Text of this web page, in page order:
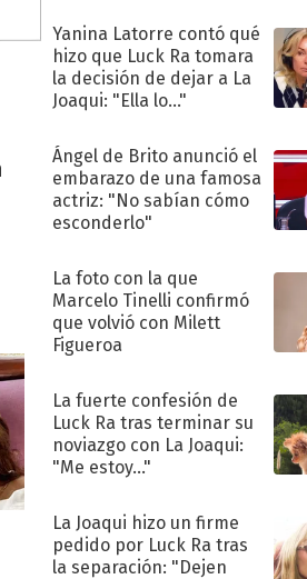
Yanina Latorre contó qué
hizo que Luck Ra tomara
la decisión de dejar a La
Joaqui: "Ella lo..."
Ángel de Brito anunció el
embarazo de una famosa
actriz: "No sabían cómo
esconderlo"
La foto con la que
Marcelo Tinelli confirmó
que volvió con Milett
Figueroa
La fuerte confesión de
Luck Ra tras terminar su
noviazgo con La Joaqui:
"Me estoy..."
La Joaqui hizo un firme
pedido por Luck Ra tras
la separación: "Dejen